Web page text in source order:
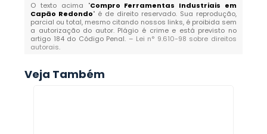
O texto acima "Compro Ferramentas Industriais em
Capão Redondo" é de direito reservado. Sua reprodução,
parcial ou total, mesmo citando nossos links, é proibida sem
a autorização do autor. Plágio é crime e está previsto no
artigo 184 do Código Penal. – Lei n° 9.610-98 sobre direitos
autorais.
Veja Também